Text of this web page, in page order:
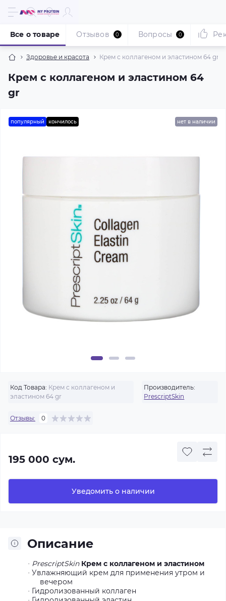
Здоровье и красота Крем с коллагеном и эластином 64 gr
Крем с коллагеном и эластином 64
gr
Все о товаре Отзывов 0 Вопросы 0
популярный кончилось нет в наличии
Код Товара: Крем с коллагеном и
эластином 64 gr
Производитель:
PrescriptSkin
Отзывы: 0
195 000 сум.
Уведомить о наличии
Описание
· PrescriptSkin Крем с коллагеном и эластином
· Увлажняющий крем для применения утром и
вечером
· Гидролизованный коллаген